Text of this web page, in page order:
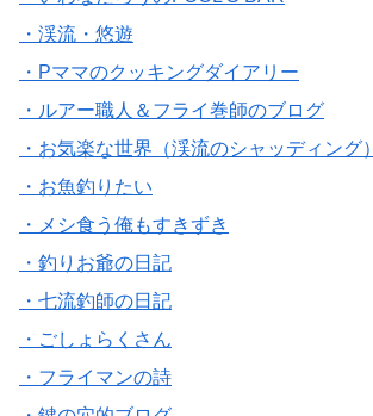
・渓流・悠遊
・Pママのクッキングダイアリー
・ルアー職人＆フライ巻師のブログ
・お気楽な世界（渓流のシャッディング）
・お魚釣りたい
・メシ食う俺もすきずき
・釣りお爺の日記
・七流釣師の日記
・ごしょらくさん
・フライマンの詩